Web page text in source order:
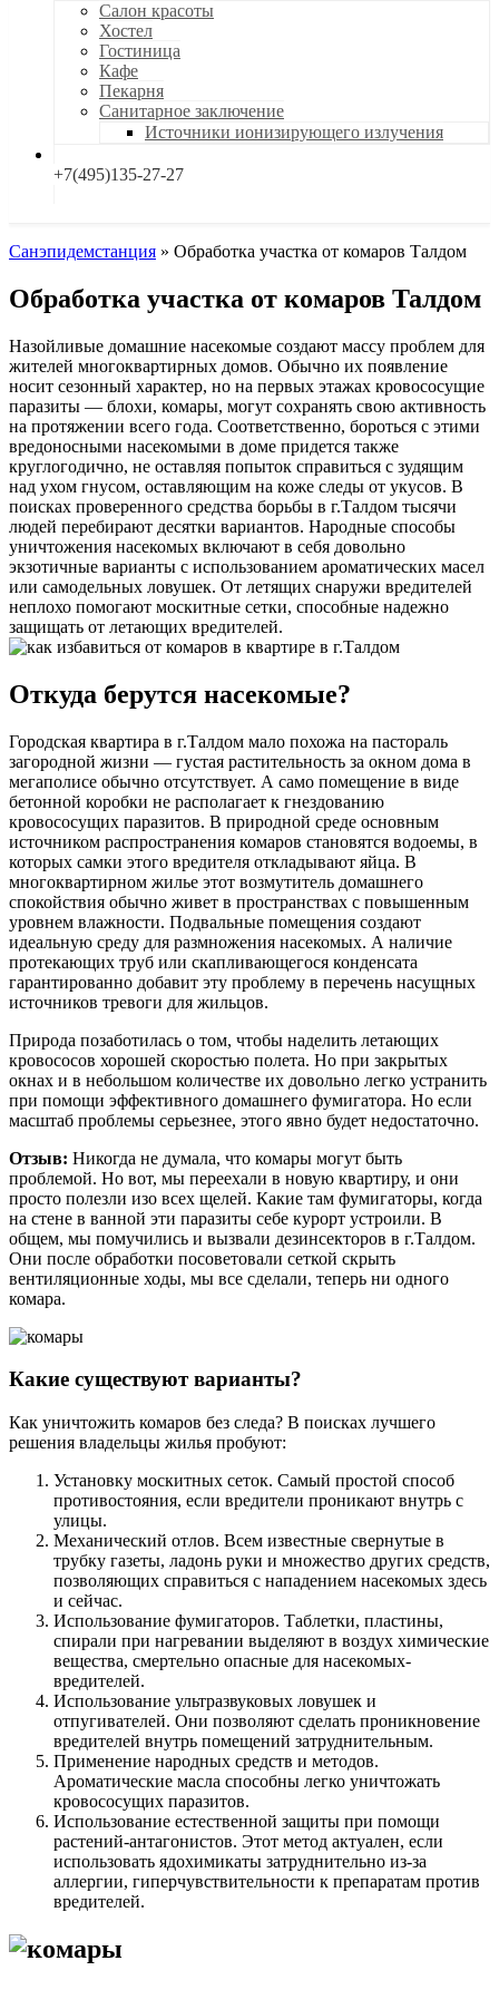
Салон красоты
Хостел
Гостиница
Кафе
Пекарня
Санитарное заключение
Источники ионизирующего излучения
+7(495)135-27-27
Санэпидемстанция » Обработка участка от комаров Талдом
Обработка участка от комаров Талдом
Назойливые домашние насекомые создают массу проблем для
жителей многоквартирных домов. Обычно их появление
носит сезонный характер, но на первых этажах кровососущие
паразиты — блохи, комары, могут сохранять свою активность
на протяжении всего года. Соответственно, бороться с этими
вредоносными насекомыми в доме придется также
круглогодично, не оставляя попыток справиться с зудящим
над ухом гнусом, оставляющим на коже следы от укусов. В
поисках проверенного средства борьбы в г.Талдом тысячи
людей перебирают десятки вариантов. Народные способы
уничтожения насекомых включают в себя довольно
экзотичные варианты с использованием ароматических масел
или самодельных ловушек. От летящих снаружи вредителей
неплохо помогают москитные сетки, способные надежно
защищать от летающих вредителей.
Откуда берутся насекомые?
Городская квартира в г.Талдом мало похожа на пастораль
загородной жизни — густая растительность за окном дома в
мегаполисе обычно отсутствует. А само помещение в виде
бетонной коробки не располагает к гнездованию
кровососущих паразитов. В природной среде основным
источником распространения комаров становятся водоемы, в
которых самки этого вредителя откладывают яйца. В
многоквартирном жилье этот возмутитель домашнего
спокойствия обычно живет в пространствах с повышенным
уровнем влажности. Подвальные помещения создают
идеальную среду для размножения насекомых. А наличие
протекающих труб или скапливающегося конденсата
гарантированно добавит эту проблему в перечень насущных
источников тревоги для жильцов.
Природа позаботилась о том, чтобы наделить летающих
кровососов хорошей скоростью полета. Но при закрытых
окнах и в небольшом количестве их довольно легко устранить
при помощи эффективного домашнего фумигатора. Но если
масштаб проблемы серьезнее, этого явно будет недостаточно.
Отзыв: Никогда не думала, что комары могут быть
проблемой. Но вот, мы переехали в новую квартиру, и они
просто полезли изо всех щелей. Какие там фумигаторы, когда
на стене в ванной эти паразиты себе курорт устроили. В
общем, мы помучились и вызвали дезинсекторов в г.Талдом.
Они после обработки посоветовали сеткой скрыть
вентиляционные ходы, мы все сделали, теперь ни одного
комара.
Какие существуют варианты?
Как уничтожить комаров без следа? В поисках лучшего
решения владельцы жилья пробуют:
Установку москитных сеток. Самый простой способ
противостояния, если вредители проникают внутрь с
улицы.
Механический отлов. Всем известные свернутые в
трубку газеты, ладонь руки и множество других средств,
позволяющих справиться с нападением насекомых здесь
и сейчас.
Использование фумигаторов. Таблетки, пластины,
спирали при нагревании выделяют в воздух химические
вещества, смертельно опасные для насекомых-
вредителей.
Использование ультразвуковых ловушек и
отпугивателей. Они позволяют сделать проникновение
вредителей внутрь помещений затруднительным.
Применение народных средств и методов.
Ароматические масла способны легко уничтожать
кровососущих паразитов.
Использование естественной защиты при помощи
растений-антагонистов. Этот метод актуален, если
использовать ядохимикаты затруднительно из-за
аллергии, гиперчувствительности к препаратам против
вредителей.